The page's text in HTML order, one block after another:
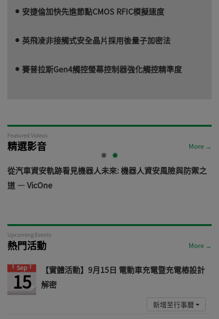
安捷倫加快先進節點CMOS RFIC模擬速度
英飛凌非接觸式安全晶片採用後量子加密法
賽普拉斯Gen4觸控螢幕控制器強化觸控精準度
Featured Videos
精選影音 More →
從汽車資安軌跡看見機器人未來: 機器人資安風險與防禦之
道 — VicOne
Upcoming Events
熱門活動 More →
Sep
15
【實體活動】9月15日 電動車充電暨充電樁設計
解密
新增至行事曆